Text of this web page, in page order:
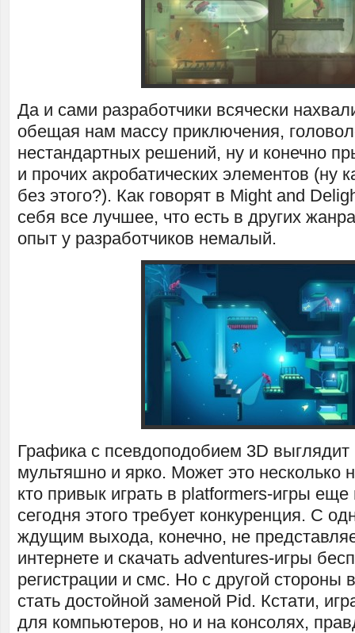
Да и сами разработчики всячески
обещая нам массу приключения,
нестандартных решений, ну и конечно
и прочих акробатических элементов (ну
без этого?). Как говорят в Might and
себя все лучшее, что есть в других
опыт у разработчиков немалый.
Графика с псевдоподобием 3D
мультяшно и ярко. Может это несколько
кто привык играть в platformers-игры еще
сегодня этого требует конкуренция. С
ждущим выхода, конечно, не
интернете и скачать adventures-игры
регистрации и смс. Но с другой стороны
стать достойной заменой Pid. Кстати,
для компьютеров, но и на консолях,